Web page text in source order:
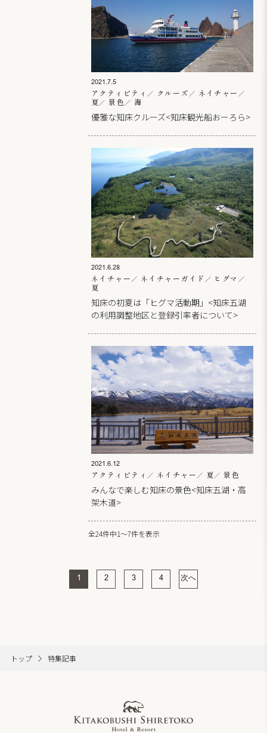
2021.7.5
アクティビティ クルーズ
ネイチャー
夏
景色 海
優雅な知床クルーズ<知床観光船おーろら>
2021.6.28
ネイチャー ネイチャーガイド
ヒグマ
夏
知床の初夏は「ヒグマ活動期」<知床五湖
の利用調整地区と登録引率者について>
2021.6.12
アクティビティ ネイチャー 夏 景色
みんなで楽しむ知床の景色<知床五湖・高
架木道>
全24件中1～7件を表示
1 2 3 4 次へ
トップ 特集記事